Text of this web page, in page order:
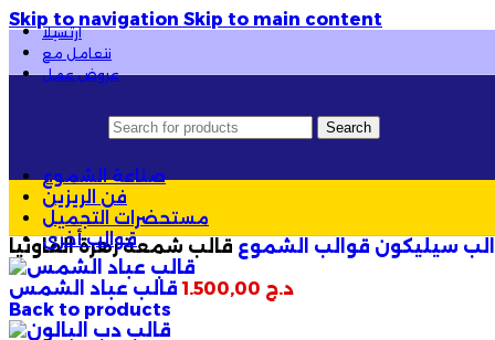
Skip to navigation Skip to main content
لأصحاب المشاريع والجملة
ارتسيلا
نتعامل مع
عروض عمل
Search
صناعة الشموع
فن الريزين
مستحضرات التجميل
قوالب أخرى
سيليكون قوالب الشموع قالب شمعة زهرة الفاونيا
د.ج
Back to products